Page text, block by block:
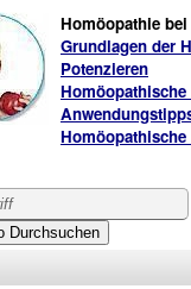
Homöopathie
Grundlagen der
Potenzieren